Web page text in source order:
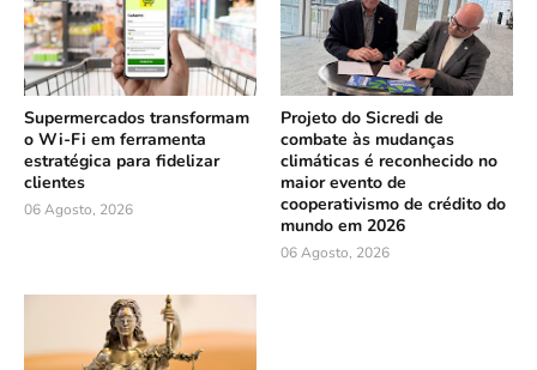
Supermercados transformam
o Wi-Fi em ferramenta
estratégica para fidelizar
clientes
06 Agosto, 2026
Projeto do Sicredi de
combate às mudanças
climáticas é reconhecido no
maior evento de
cooperativismo de crédito do
mundo em 2026
06 Agosto, 2026